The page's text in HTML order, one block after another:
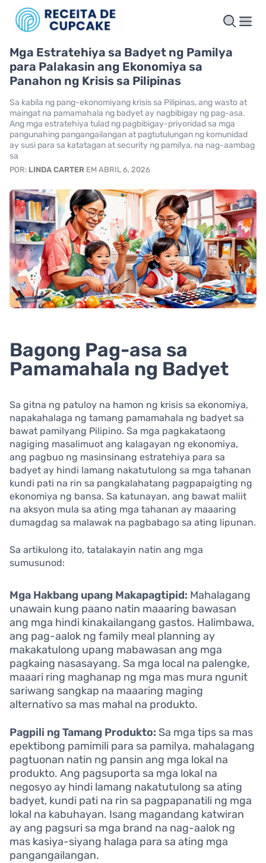
Mga Estratehiya sa Badyet ng Pamilya
para Palakasin ang Ekonomiya sa
Panahon ng Krisis sa Pilipinas
Sa kabila ng pang-ekonomiyang krisis sa Pilipinas, ang wasto at
maingat na pamamahala ng badyet ay nagbibigay ng pag-asa.
Ang mga estratehiya tulad ng pagbibigay-priyoridad sa mga
pangunahing pangangailangan at pagtutulungan ng komunidad
ay susi para sa katatagan at security ng pamilya, na nag-aambag
sa
POR: LINDA CARTER EM ABRIL 6, 2026
Bagong Pag-asa sa
Pamamahala ng Badyet
Sa gitna ng patuloy na hamon ng krisis sa ekonomiya,
napakahalaga ng tamang pamamahala ng badyet sa
bawat pamilyang Pilipino. Sa mga pagkakataong
nagiging masalimuot ang kalagayan ng ekonomiya,
ang pagbuo ng masinsinang estratehiya para sa
badyet ay hindi lamang nakatutulong sa mga tahanan
kundi pati na rin sa pangkalahatang pagpapaigting ng
ekonomiya ng bansa. Sa katunayan, ang bawat maliit
na aksyon mula sa ating mga tahanan ay maaaring
dumagdag sa malawak na pagbabago sa ating lipunan.
Sa artikulong ito, tatalakayin natin ang mga
sumusunod:
Mga Hakbang upang Makapagtipid: Mahalagang
unawain kung paano natin maaaring bawasan
ang mga hindi kinakailangang gastos. Halimbawa,
ang pag-aalok ng family meal planning ay
makakatulong upang mabawasan ang mga
pagkaing nasasayang. Sa mga local na palengke,
maaari ring maghanap ng mga mas mura ngunit
sariwang sangkap na maaaring maging
alternativo sa mas mahal na produkto.
Pagpili ng Tamang Produkto: Sa mga tips sa mas
epektibong pamimili para sa pamilya, mahalagang
pagtuonan natin ng pansin ang mga lokal na
produkto. Ang pagsuporta sa mga lokal na
negosyo ay hindi lamang nakatutulong sa ating
badyet, kundi pati na rin sa pagpapanatili ng mga
lokal na kabuhayan. Isang magandang katwiran
ay ang pagsuri sa mga brand na nag-aalok ng
mas kasiya-siyang halaga para sa ating mga
pangangailangan.